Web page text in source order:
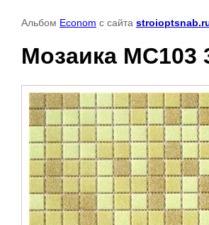
Альбом Econom с сайта
Мозаика MC103